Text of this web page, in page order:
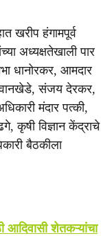
खरीप हंगामपूर्व
अध्यक्षतेखाली पार
धानोरकर, आमदार
वानखेडे, संजय देरकर,
मंदार पत्की,
कृषी विज्ञान केंद्राचे
बैठकीला
आदिवासी शेतकऱ्यांचा